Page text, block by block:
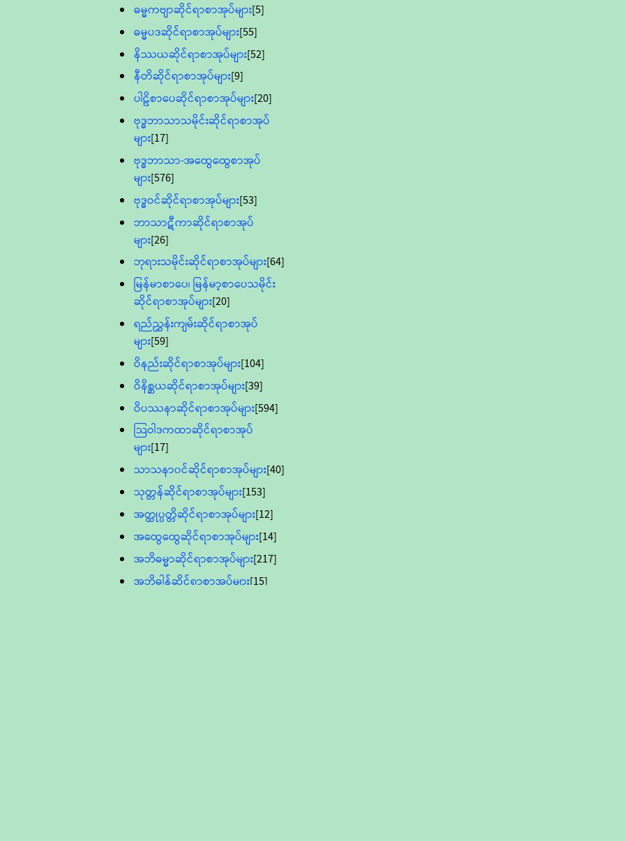
ဓမ္မကဗျာဆိုင်ရာစာအုပ်များ[5]
ဓမ္မပဒဆိုင်ရာစာအုပ်များ[55]
နိဿယဆိုင်ရာစာအုပ်များ[52]
နီတိဆိုင်ရာစာအုပ်များ[9]
ပါဠိစာပေဆိုင်ရာစာအုပ်များ[20]
ဗုဒ္ဓဘာသာသမိုင်းဆိုင်ရာစာအုပ်
များ[17]
ဗုဒ္ဓဘာသာ-အထွေထွေစာအုပ်
များ[576]
ဗုဒ္ဓဝင်ဆိုင်ရာစာအုပ်များ[53]
ဘာသာဋီကာဆိုင်ရာစာအုပ်
များ[26]
ဘုရားသမိုင်းဆိုင်ရာစာအုပ်များ[64]
မြန်မာစာပေ၊ မြန်မာ့စာပေသမိုင်း
ဆိုင်ရာစာအုပ်များ[20]
ရည်ညွှန်းကျမ်းဆိုင်ရာစာအုပ်
များ[59]
ဝိနည်းဆိုင်ရာစာအုပ်များ[104]
ဝိနိစ္ဆယဆိုင်ရာစာအုပ်များ[39]
ဝိပဿနာဆိုင်ရာစာအုပ်များ[594]
သြဝါဒကထာဆိုင်ရာစာအုပ်
များ[17]
သာသနာ၀င်ဆိုင်ရာစာအုပ်များ[40]
သုတ္တန်ဆိုင်ရာစာအုပ်များ[153]
အတ္ထုပ္ပတ္တိဆိုင်ရာစာအုပ်များ[12]
အထွေထွေဆိုင်ရာစာအုပ်များ[14]
အဘိဓမ္မာဆိုင်ရာစာအုပ်များ[217]
အဘိဓါန်ဆိုင်ရာစာအုပ်များ[15]